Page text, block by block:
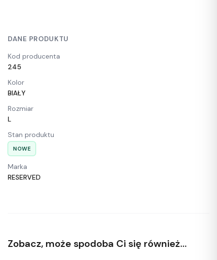
DANE PRODUKTU
Kod producenta
245
Kolor
BIAŁY
Rozmiar
L
Stan produktu
NOWE
Marka
RESERVED
Zobacz, może spodoba Ci się również…